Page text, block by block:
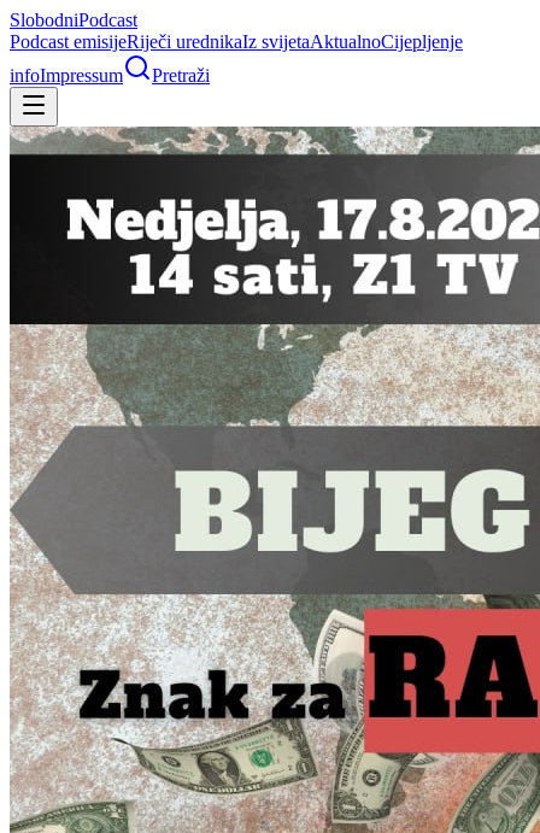
SlobodniPodcast
Podcast emisijeRiječi urednikaIz svijetaAktualnoCijepljenje
infoImpressum Pretraži